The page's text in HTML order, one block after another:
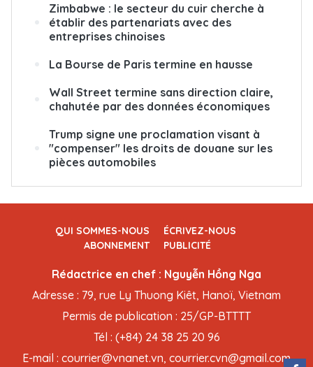
Zimbabwe : le secteur du cuir cherche à
établir des partenariats avec des
entreprises chinoises
La Bourse de Paris termine en hausse
Wall Street termine sans direction claire,
chahutée par des données économiques
Trump signe une proclamation visant à
"compenser" les droits de douane sur les
pièces automobiles
QUI SOMMES-NOUS
ÉCRIVEZ-NOUS
ABONNEMENT
PUBLICITÉ
Rédactrice en chef : Nguyễn Hồng Nga
Adresse : 79, rue Ly Thuong Kiêt, Hanoï, Vietnam
Permis de publication : 25/GP-BTTTT
Tél : (+84) 24 38 25 20 96
E-mail : courrier@vnanet.vn, courrier.cvn@gmail.com